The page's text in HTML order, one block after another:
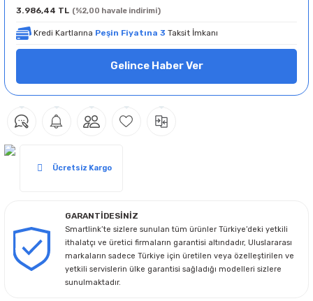
3.986,44 TL (%2,00 havale indirimi)
Kredi Kartlarına Peşin Fiyatına 3 Taksit İmkanı
Gelince Haber Ver
Ücretsiz Kargo
GARANTİDESİNİZ
Smartlink’te sizlere sunulan tüm ürünler Türkiye’deki yetkili
ithalatçı ve üretici firmaların garantisi altındadır, Uluslararası
markaların sadece Türkiye için üretilen veya özelleştirilen ve
yetkili servislerin ülke garantisi sağladığı modelleri sizlere
sunulmaktadır.